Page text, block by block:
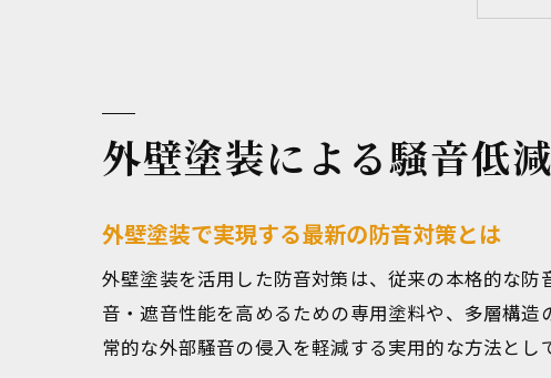
外壁塗装による騒音低
外壁塗装で実現する最新の防音対策とは
外壁塗装を活用した防音対策は、従来の本格的な
音・遮音性能を高めるための専用塗料や、多層構
常的な外部騒音の侵入を軽減する実用的な方法とし